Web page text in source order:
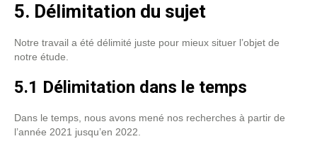
5. Délimitation du sujet
Notre travail a été délimité juste pour mieux situer l’objet de
notre étude.
5.1 Délimitation dans le temps
Dans le temps, nous avons mené nos recherches à partir de
l’année 2021 jusqu’en 2022.